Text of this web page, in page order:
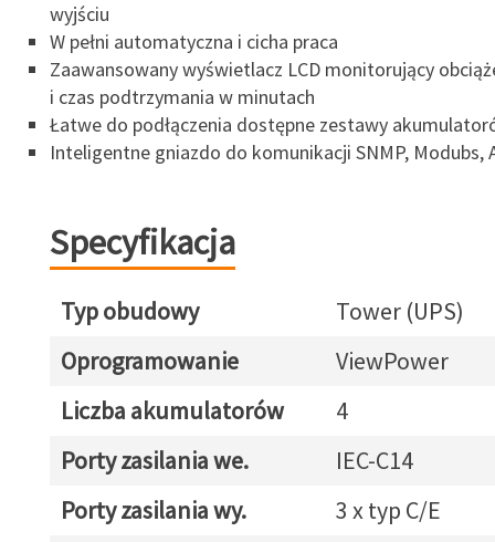
wyjściu
W pełni automatyczna i cicha praca
Zaawansowany wyświetlacz LCD monitorujący
i czas podtrzymania w minutach
Łatwe do podłączenia dostępne zestawy
Inteligentne gniazdo do komunikacji SNMP, Modubs,
Specyfikacja
Typ obudowy
Tower (UPS)
Oprogramowanie
ViewPower
Liczba akumulatorów
4
Porty zasilania we.
IEC-C14
Porty zasilania wy.
3 x typ C/E